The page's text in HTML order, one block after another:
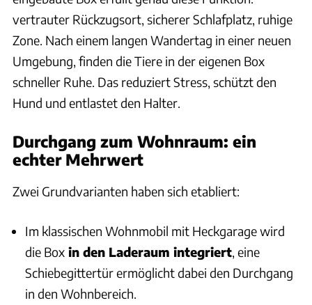
vertrauter Rückzugsort, sicherer Schlafplatz, ruhige
Zone. Nach einem langen Wandertag in einer neuen
Umgebung, finden die Tiere in der eigenen Box
schneller Ruhe. Das reduziert Stress, schützt den
Hund und entlastet den Halter.
Durchgang zum Wohnraum: ein
echter Mehrwert
Zwei Grundvarianten haben sich etabliert:
Im klassischen Wohnmobil mit Heckgarage wird
die Box in den Laderaum integriert, eine
Schiebegittertür ermöglicht dabei den Durchgang
in den Wohnbereich.